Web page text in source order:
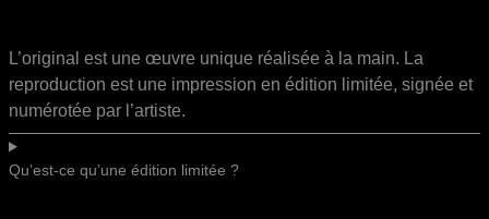
L’original est une œuvre unique réalisée à la main. La
reproduction est une impression en édition limitée, signée et
numérotée par l’artiste.
Qu’est-ce qu’une édition limitée ?